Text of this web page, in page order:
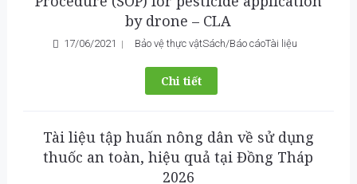
by drone – CLA
17/06/2021 Bảo vệ thực vậtSách/Báo cáoTài liệu
Chi tiết
Tài liệu tập huấn nông dân về sử dụng
thuốc an toàn, hiệu quả tại Đồng Tháp
2026